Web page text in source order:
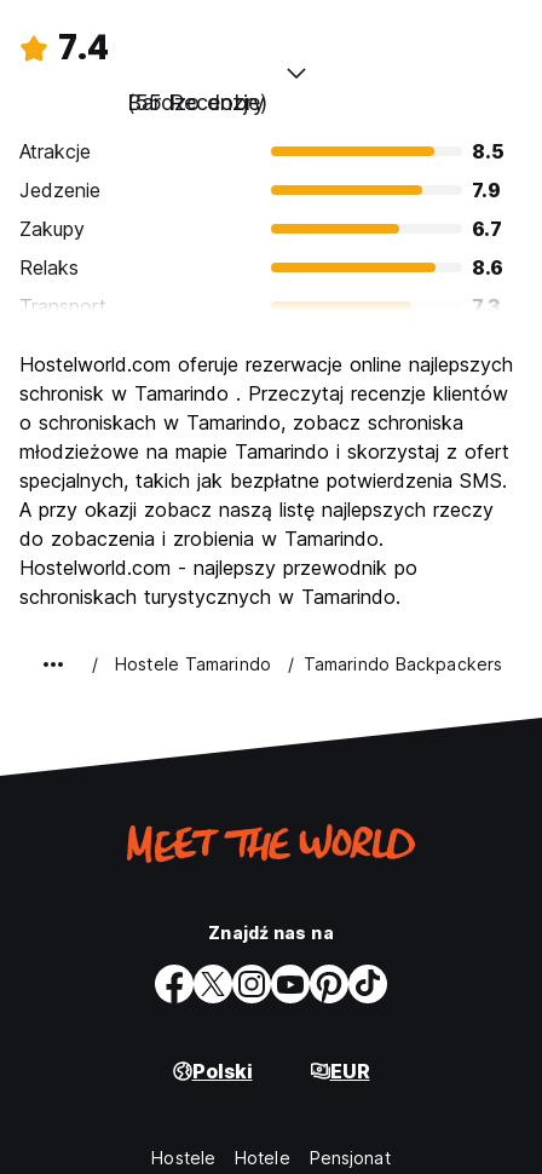
7.4
Bardzo dobry
(55 Recenzje)
Atrakcje
8.5
Jedzenie
7.9
Zakupy
6.7
Relaks
8.6
Transport
7.3
Kultura
6.2
Imprezy
Najlepsza wartość
6.8
Hostelworld.com oferuje rezerwacje online najlepszych
schronisk w Tamarindo . Przeczytaj recenzje klientów
o schroniskach w Tamarindo, zobacz schroniska
młodzieżowe na mapie Tamarindo i skorzystaj z ofert
specjalnych, takich jak bezpłatne potwierdzenia SMS.
A przy okazji zobacz naszą listę najlepszych rzeczy
do zobaczenia i zrobienia w Tamarindo.
Hostelworld.com - najlepszy przewodnik po
schroniskach turystycznych w Tamarindo.
Hostele Tamarindo Tamarindo Backpackers
Znajdź nas na
Polski EUR
Hostele Hotele Pensjonat